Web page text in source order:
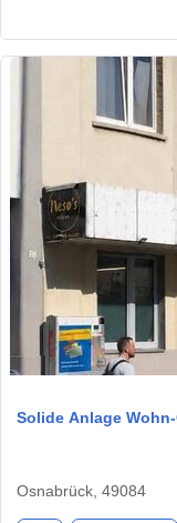
Solide Anlage
Osnabrück, 49084